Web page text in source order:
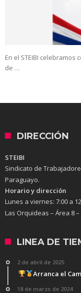
En el STEIBI
de …
DIRECCIÓN
STEIBI
Sindicato de
Paraguayo.
Horario y dirección
Lunes a viernes: 7:00 a
Las Orquideas – Área 8
LINEA DE
2 de abril de 2025
Arranca el
18 de marzo de 2024